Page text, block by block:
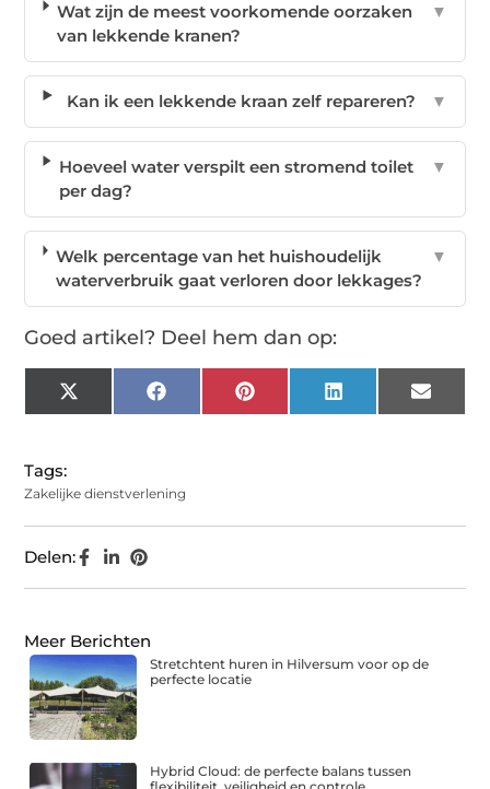
Wat zijn de meest voorkomende oorzaken
van lekkende kranen?
▼
Kan ik een lekkende kraan zelf repareren? ▼
Hoeveel water verspilt een stromend toilet
per dag?
▼
Welk percentage van het huishoudelijk
waterverbruik gaat verloren door lekkages?
▼
Goed artikel? Deel hem dan op:
X
(Twitter)
Facebook Pinterest LinkedIn Email
Tags:
Zakelijke dienstverlening
Delen:
Meer Berichten
Stretchtent huren in Hilversum voor op de
perfecte locatie
Hybrid Cloud: de perfecte balans tussen